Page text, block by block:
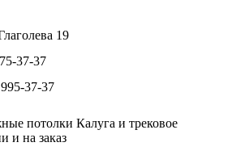
19
37-37
37-37
потолки Калуга и трековое
и на заказ